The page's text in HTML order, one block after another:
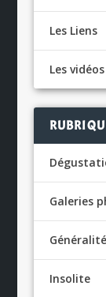
Les Liens
Les vidéos
Galeries
Insolite